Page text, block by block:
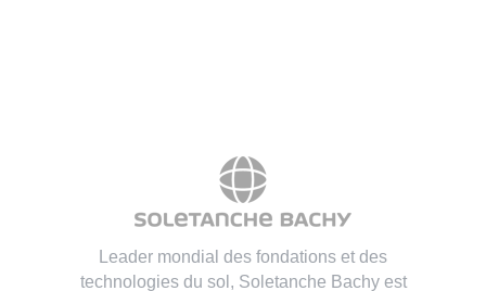
Leader mondial des fondations et des
technologies du sol, Soletanche Bachy est